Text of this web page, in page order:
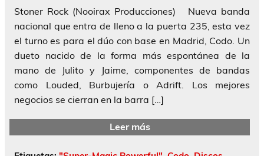
Stoner Rock (Nooirax Producciones) Nueva banda
nacional que entra de lleno a la puerta 235, esta vez
el turno es para el dúo con base en Madrid, Codo. Un
dueto nacido de la forma más espontánea de la
mano de Julito y Jaime, componentes de bandas
como Louded, Burbujería o Adrift. Los mejores
negocios se cierran en la barra […]
Leer más